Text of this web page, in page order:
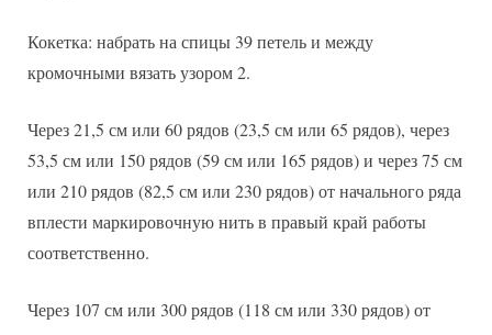
Кокетка: набрать на спицы 39 петель и между
кромочными вязать узором 2.
Через 21,5 см или 60 рядов (23,5 см или 65 рядов), через
53,5 см или 150 рядов (59 см или 165 рядов) и через 75 см
или 210 рядов (82,5 см или 230 рядов) от начального ряда
вплести маркировочную нить в правый край работы
соответственно.
Через 107 см или 300 рядов (118 см или 330 рядов) от